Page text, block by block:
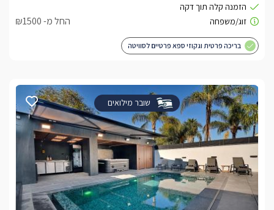
החל מ- ₪1500
בריכה פרטית וגקוזי ספא פרטיים לסוויטה
שובר מילואים